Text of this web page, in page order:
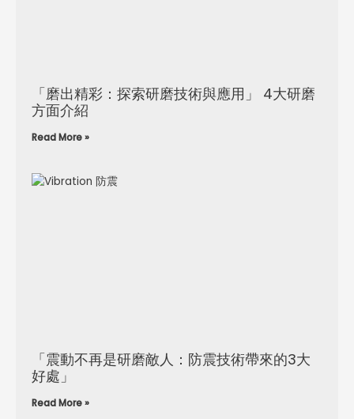
「磨出精彩：探索研磨技術與應用」 4大研磨
方面介紹
Read More »
「震動不再是研磨敵人：防震技術帶來的3大
好處」
Read More »